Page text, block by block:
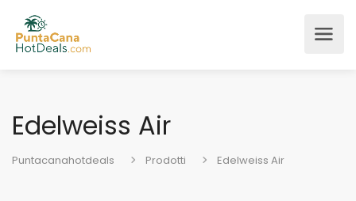
Edelweiss Air
Puntacanahotdeals Prodotti Edelweiss Air